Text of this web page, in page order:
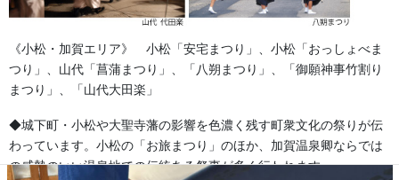
《小松・加賀エリア》 小松「安宅まつり」、小松「おっしょべま
つり」、山代「菖蒲まつり」、「八朔まつり」、「御願神事竹割り
まつり」、「山代大田楽」
◆城下町・小松や大聖寺藩の影響を色濃く残す町衆文化の祭りが伝
わっています。小松の「お旅まつり」のほか、加賀温泉卿ならでは
の威勢のいい温泉地での伝統ある祭事が多く行われます。